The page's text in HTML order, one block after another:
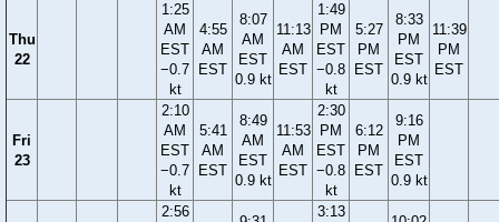
Thu
22
1:25
AM
EST
−0.7
kt
4:55
AM
EST
8:07
AM
EST
0.9 kt
11:13
AM
EST
1:49
PM
EST
−0.8
kt
5:27
PM
EST
8:33
PM
EST
0.9 kt
11:39
PM
EST
Fri
23
2:10
AM
EST
−0.7
kt
5:41
AM
EST
8:49
AM
EST
0.9 kt
11:53
AM
EST
2:30
PM
EST
−0.8
kt
6:12
PM
EST
9:16
PM
EST
0.9 kt
2:56
3:13